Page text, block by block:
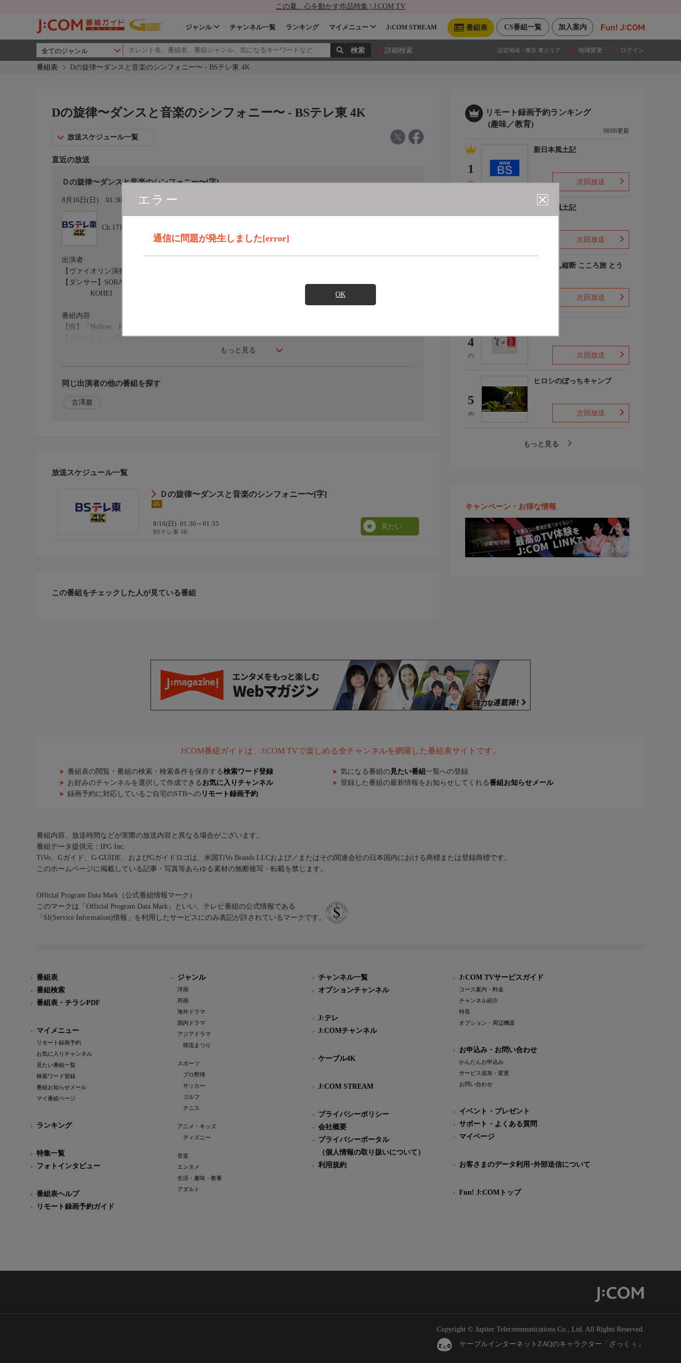
この夏、心を動かす作品特集 | J:COM TV
加入案内
CS番組一覧
番組表
ジャンル チャンネル一覧 ランキング マイメニュー J:COM STREAM
詳細検索 設定地域： 東京 東エリア 地域変更 ログイン
番組表 Dの旋律〜ダンスと音楽のシンフォニー〜 - BSテレ東 4K
エラー
通信に問題が発生しました[error]
OK
Dの旋律〜ダンスと音楽のシンフォニー〜 - BSテレ東 4K
放送スケジュール一覧
直近の放送
Ｄの旋律〜ダンスと音楽のシンフォニー〜[字]
8月16日(日) 01:30〜01:35 カレンダー登録
Ch.171
もっと見る
出演者
【ヴァイオリン演奏】古澤巖
【ダンサー】SORA
KOHEI
番組内容
【曲】「Hollow Point Cantus」
【ダンス】ヒップホップ
同じ出演者の他の番組を探す
古澤巖
放送スケジュール一覧
Ｄの旋律〜ダンスと音楽のシンフォニー〜[字]
4K
8/16(日) 01:30～01:35
BSテレ東 4K
見たい
この番組をチェックした人が見ている番組
リモート録画予約ランキング
(趣味／教育)
08/06更新
1
(1)
新日本風土記
次回放送
新日本風土記
次回放送
にっぽん縦断 こころ旅 とう
次回放送
4
(7) 次回放送
5
(9)
ヒロシのぼっちキャンプ
次回放送
もっと見る
キャンペーン・お得な情報
J:COM番組ガイドは、J:COM TVで楽しめる全チャンネルを網羅した番組表サイトです。
番組表の閲覧・番組の検索・検索条件を保存する検索ワード登録 気になる番組の 見たい番組 一覧への登録
お好みのチャンネルを選択して作成できる お気に入りチャンネル 登録した番組の最新情報をお知らせしてくれる番組お知らせメール
録画予約に対応しているご自宅のSTBへの リモート録画予約
番組内容、放送時間などが実際の放送内容と異なる場合がございます。
番組データ提供元：IPG Inc.
TiVo、Gガイド、G-GUIDE、およびGガイドロゴは、米国TiVo Brands LLCおよび／またはその関連会社の日本国内における商標または登録商標です。
このホームページに掲載している記事・写真等あらゆる素材の無断複写・転載を禁じます。
Official Program Data Mark（公式番組情報マーク）
このマークは「Official Program Data Mark」といい、テレビ番組の公式情報である
「SI(Service Information)情報」を利用したサービスにのみ表記が許されているマークです。
番組表
番組検索
番組表・チラシPDF
マイメニュー
リモート録画予約
お気に入りチャンネル
見たい番組一覧
検索ワード登録
番組お知らせメール
マイ番組ページ
ランキング
特集一覧
フォトインタビュー
番組表ヘルプ
リモート録画予約ガイド
ジャンル
洋画
邦画
海外ドラマ
国内ドラマ
アジアドラマ
韓流まつり
スポーツ
プロ野球
サッカー
ゴルフ
テニス
アニメ・キッズ
ディズニー
音楽
エンタメ
生活・趣味・教養
アダルト
チャンネル一覧
オプションチャンネル
J:テレ
J:COMチャンネル
ケーブル4K
J:COM STREAM
プライバシーポリシー
会社概要
プライバシーポータル
（個人情報の取り扱いについて）
利用規約
J:COM TVサービスガイド
コース案内・料金
チャンネル紹介
特長
オプション・周辺機器
お申込み・お問い合わせ
かんたんお申込み
サービス追加・変更
お問い合わせ
イベント・プレゼント
サポート・よくある質問
マイページ
お客さまのデータ利用･外部送信について
Fun! J:COMトップ
Copyright © Jupiter Telecommunications Co., Ltd. All Rights Reserved.
ケーブルインターネットZAQのキャラクター「ざっくぅ」